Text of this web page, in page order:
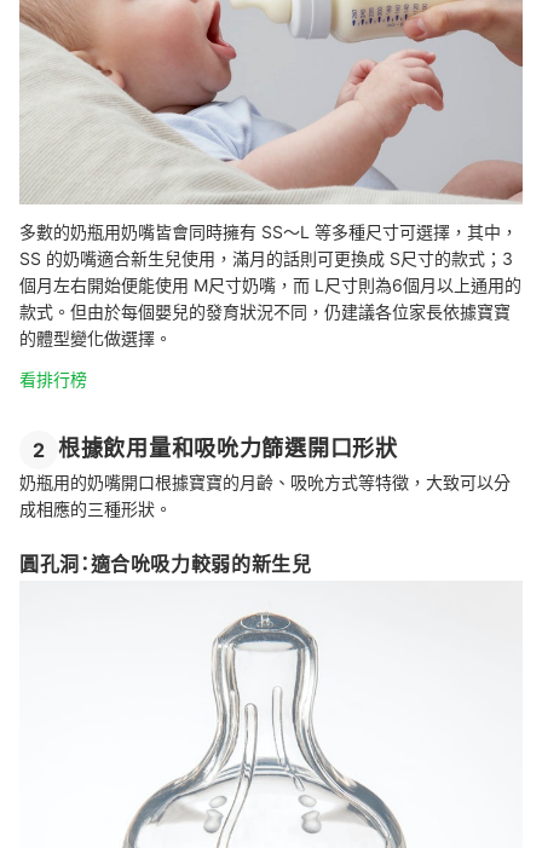
多數的奶瓶用奶嘴皆會同時擁有 SS～L 等多種尺寸可選擇，其中，
SS 的奶嘴適合新生兒使用，滿月的話則可更換成 S尺寸的款式；3
個月左右開始便能使用 M尺寸奶嘴，而 L尺寸則為6個月以上通用的
款式。但由於每個嬰兒的發育狀況不同，仍建議各位家長依據寶寶
的體型變化做選擇。
看排行榜
2 根據飲用量和吸吮力篩選開口形狀
奶瓶用的奶嘴開口根據寶寶的月齡、吸吮方式等特徵，大致可以分
成相應的三種形狀。
圓孔洞：適合吮吸力較弱的新生兒